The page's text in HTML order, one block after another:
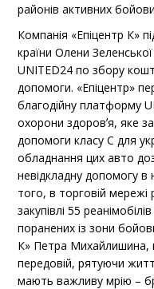
районів активних
Компанія «Епіцентр К»
країни Олени
UNITED24 по збору
допомоги. «Епіцентр»
благодійну платформу
охорони здоровʼя, яке
допомоги класу С для
обладнання цих авто
невідкладну допомогу в
того, в торговій
закупівлі 55
поранених із зони
К» Петра Михайлишина,
передовій, рятуючи
мають важливу мрію –